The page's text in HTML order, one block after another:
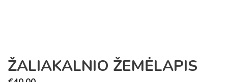
ŽALIAKALNIO ŽEMĖLAPIS